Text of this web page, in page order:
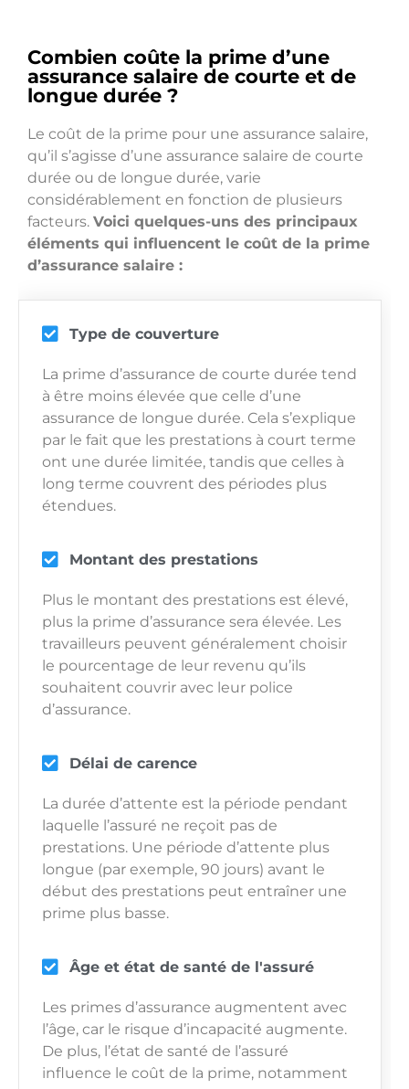
Combien coûte la prime d’une
assurance salaire de courte et de
longue durée ?
Le coût de la prime pour une assurance salaire,
qu’il s’agisse d’une assurance salaire de courte
durée ou de longue durée, varie
considérablement en fonction de plusieurs
facteurs. Voici quelques-uns des principaux
éléments qui influencent le coût de la prime
d’assurance salaire :
Type de couverture
La prime d’assurance de courte durée tend
à être moins élevée que celle d’une
assurance de longue durée. Cela s’explique
par le fait que les prestations à court terme
ont une durée limitée, tandis que celles à
long terme couvrent des périodes plus
étendues.
Montant des prestations
Plus le montant des prestations est élevé,
plus la prime d’assurance sera élevée. Les
travailleurs peuvent généralement choisir
le pourcentage de leur revenu qu’ils
souhaitent couvrir avec leur police
d’assurance.
Délai de carence
La durée d’attente est la période pendant
laquelle l’assuré ne reçoit pas de
prestations. Une période d’attente plus
longue (par exemple, 90 jours) avant le
début des prestations peut entraîner une
prime plus basse.
Âge et état de santé de l'assuré
Les primes d’assurance augmentent avec
l’âge, car le risque d’incapacité augmente.
De plus, l’état de santé de l’assuré
influence le coût de la prime, notamment